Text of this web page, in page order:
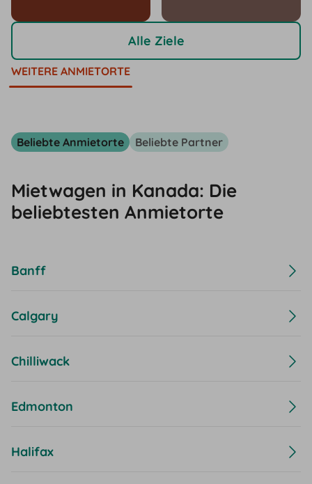
Alle Ziele
WEITERE ANMIETORTE
Beliebte Anmietorte Beliebte Partner
Mietwagen in Kanada: Die
beliebtesten Anmietorte
Banff
Calgary
Chilliwack
Edmonton
Halifax